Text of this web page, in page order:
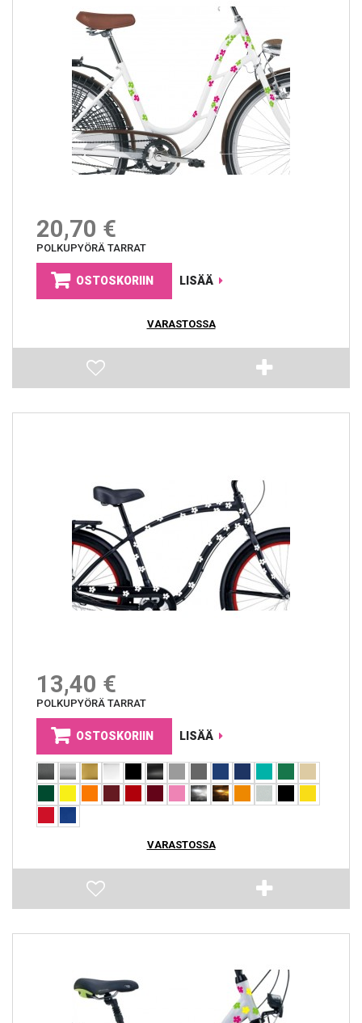
20,70 €
POLKUPYÖRÄ TARRAT
OSTOSKORIIN LISÄÄ
VARASTOSSA
13,40 €
POLKUPYÖRÄ TARRAT
OSTOSKORIIN LISÄÄ
VARASTOSSA